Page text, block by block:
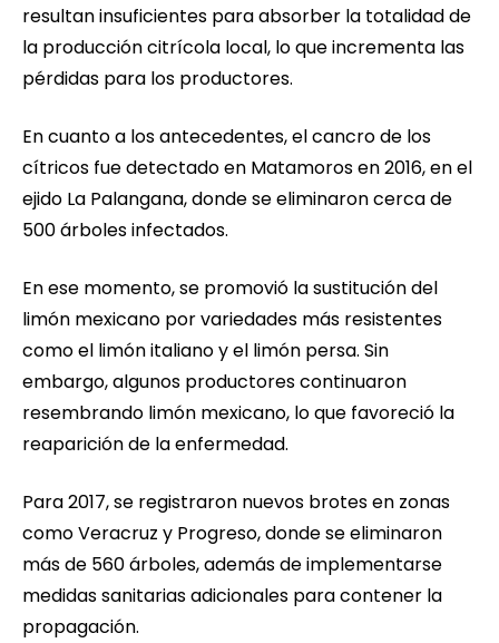
resultan insuficientes para absorber la totalidad de
la producción citrícola local, lo que incrementa las
pérdidas para los productores.
En cuanto a los antecedentes, el cancro de los
cítricos fue detectado en Matamoros en 2016, en el
ejido La Palangana, donde se eliminaron cerca de
500 árboles infectados.
En ese momento, se promovió la sustitución del
limón mexicano por variedades más resistentes
como el limón italiano y el limón persa. Sin
embargo, algunos productores continuaron
resembrando limón mexicano, lo que favoreció la
reaparición de la enfermedad.
Para 2017, se registraron nuevos brotes en zonas
como Veracruz y Progreso, donde se eliminaron
más de 560 árboles, además de implementarse
medidas sanitarias adicionales para contener la
propagación.